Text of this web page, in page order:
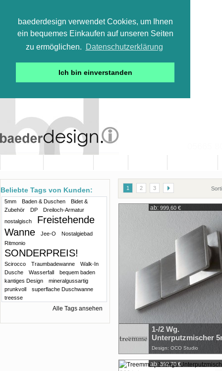
baederdesign verwendet Cookies, um Ihnen
ein bequemes Einkaufen auf unseren Seiten
zu ermöglichen.
Datenschutzerklärung
Ich bin einverstanden
1 2 3
ab: 999,60 €
1-/2 Wg.
Unterputzmischer
Design: OCO Studio
ab: 392,70 €
Beliebte Tags von Kunden:
5mm Baden & Duschen
Bidet &
Zubehör
DP
Dreiloch-Armatur
nostalgisch
Freistehende
Wanne
Jee-O
Nostalgiebad
Ritmonio
SONDERPREIS!
Scirocco Traumbadewanne
Walk-In
Dusche
Wasserfall
bequem baden
kantiges Design
mineralgussartig
prunkvoll
superflache Duschwanne
treesse
Alle Tags ansehen